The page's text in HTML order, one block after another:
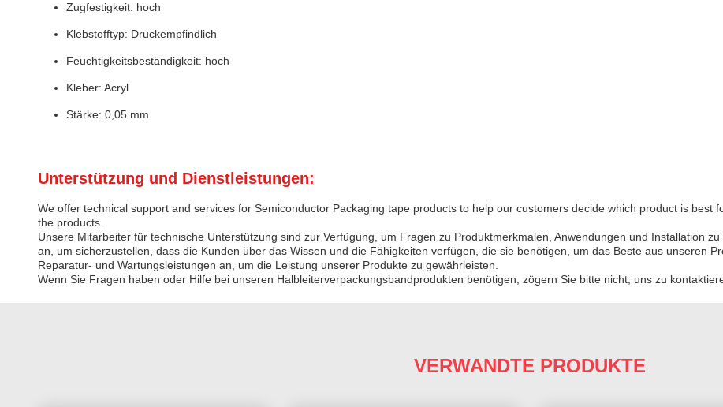
Zugfestigkeit: hoch
Klebstofftyp: Druckempfindlich
Feuchtigkeitsbeständigkeit: hoch
Kleber: Acryl
Stärke: 0,05 mm
Unterstützung und Dienstleistungen:
We offer technical support and services for Semiconductor Packaging tape products to help our customers decide which product is best
the products.
Unsere Mitarbeiter für technische Unterstützung sind zur Verfügung, um Fragen zu Produktmerkmalen, Anwendungen und Installation
an, um sicherzustellen, dass die Kunden über das Wissen und die Fähigkeiten verfügen, die sie benötigen, um das Beste aus unseren
Reparatur- und Wartungsleistungen an, um die Leistung unserer Produkte zu gewährleisten.
Wenn Sie Fragen haben oder Hilfe bei unseren Halbleiterverpackungsbandprodukten benötigen, zögern Sie bitte nicht, uns zu
VERWANDTE PRODUKTE